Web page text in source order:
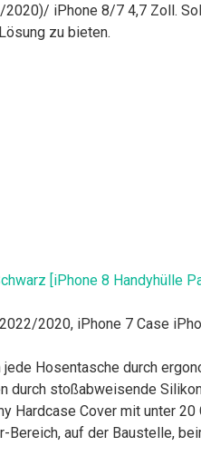
iPhone 8/7 4,7 Zoll.
zu bieten.
[iPhone 8 Handyhülle
2020, iPhone 7 Case
Hosentasche durch
durch stoßabweisende
Cover mit unter
auf der Baustelle,